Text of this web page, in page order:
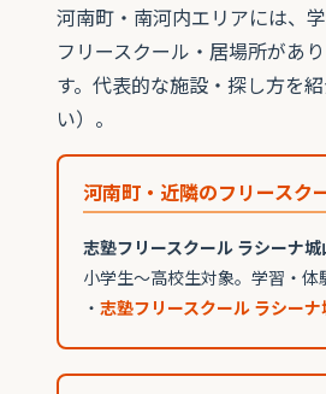
河南町・南河内エリアには、
フリースクール・居場所があ
す。代表的な施設・探し方を
い）。
河南町・近隣のフリースク
志塾フリースクール ラシーナ
小学生〜高校生対象。学習・体
・ 志塾フリースクール ラシー